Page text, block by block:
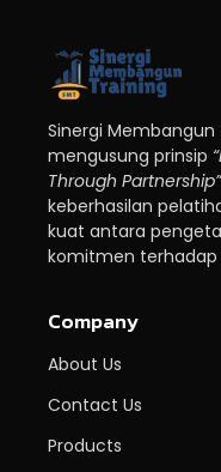
Sinergi
mengusung prinsip
Through Partnership”
keberhasilan
kuat antara
komitmen terhadap
Company
About Us
Contact Us
Products